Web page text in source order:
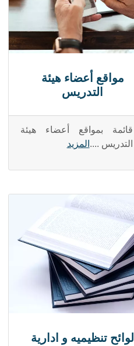
مواقع أعضاء هيئة
التدريس
قائمة بمواقع أعضاء هيئة
التدريس .... المزيد
لوائح تنظيميه و ادارية